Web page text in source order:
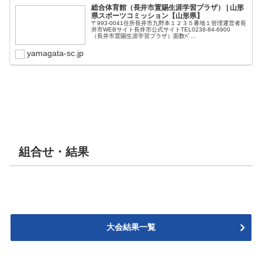
総合体育館（長井市置賜生涯学習プラザ） | 山形
県スポーツコミッション【山形県】
〒993-0041住所長井市九野本１２３５番地１管理運営者長
井市WEBサイト長井市公式サイトTEL0238-84-6900
（長井市置賜生涯学習プラザ）面数ﾊﾞ...
yamagata-sc.jp
組合せ・結果
大会結果一覧